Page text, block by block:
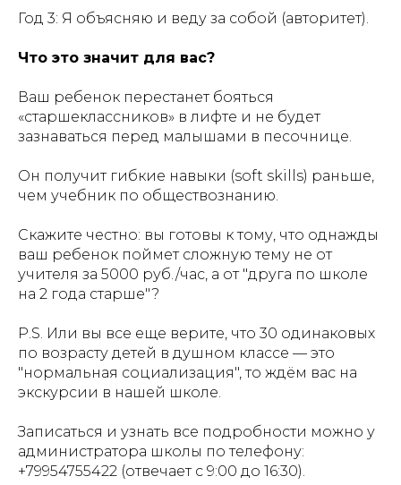
Год 3: Я объясняю и веду за собой (авторитет).
Что это значит для вас?
Ваш ребенок перестанет бояться
«старшеклассников» в лифте и не будет
зазнаваться перед малышами в песочнице.
Он получит гибкие навыки (soft skills) раньше,
чем учебник по обществознанию.
Скажите честно: вы готовы к тому, что однажды
ваш ребенок поймет сложную тему не от
учителя за 5000 руб./час, а от "друга по школе
на 2 года старше"?
P.S. Или вы все еще верите, что 30 одинаковых
по возрасту детей в душном классе — это
"нормальная социализация", то ждём вас на
экскурсии в нашей школе.
Записаться и узнать все подробности можно у
администратора школы по телефону:
+79954755422 (отвечает с 9:00 до 16:30).